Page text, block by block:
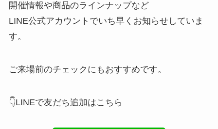
開催情報や商品のラインナップなど
LINE公式アカウントでいち早くお知らせしていま
す。
ご来場前のチェックにもおすすめです。
👇LINEで友だち追加はこちら